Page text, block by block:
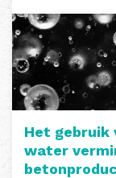
Het gebruik
water